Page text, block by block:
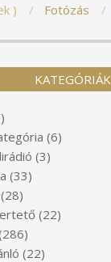
Fotózás
KATEGÓRIÁK
(6)
(3)
(33)
(28)
(22)
(22)